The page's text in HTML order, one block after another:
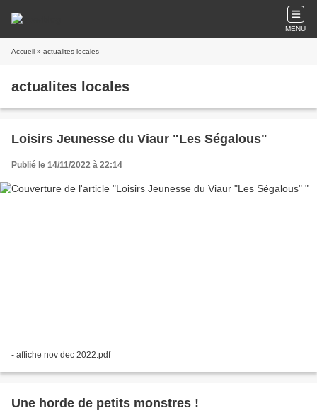
MENU
Accueil » actualites locales
actualites locales
Loisirs Jeunesse du Viaur "Les Ségalous"
Publié le 14/11/2022 à 22:14
- affiche nov dec 2022.pdf
Une horde de petits monstres !